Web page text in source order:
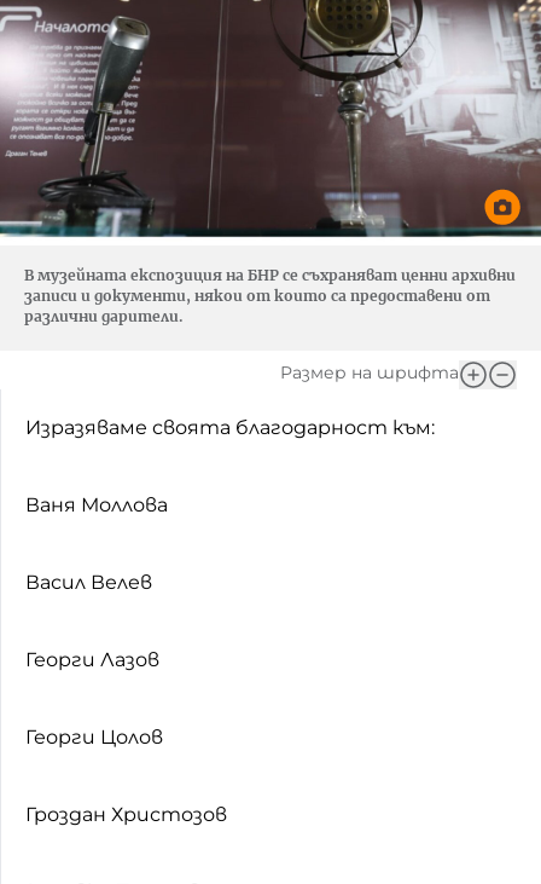
В музейната експозиция на БНР се съхраняват ценни архивни
записи и документи, някои от които са предоставени от
различни дарители.
Размер на шрифта
Изразяваме своята благодарност към:
Ваня Моллова
Васил Велев
Георги Лазов
Георги Цолов
Гроздан Христозов